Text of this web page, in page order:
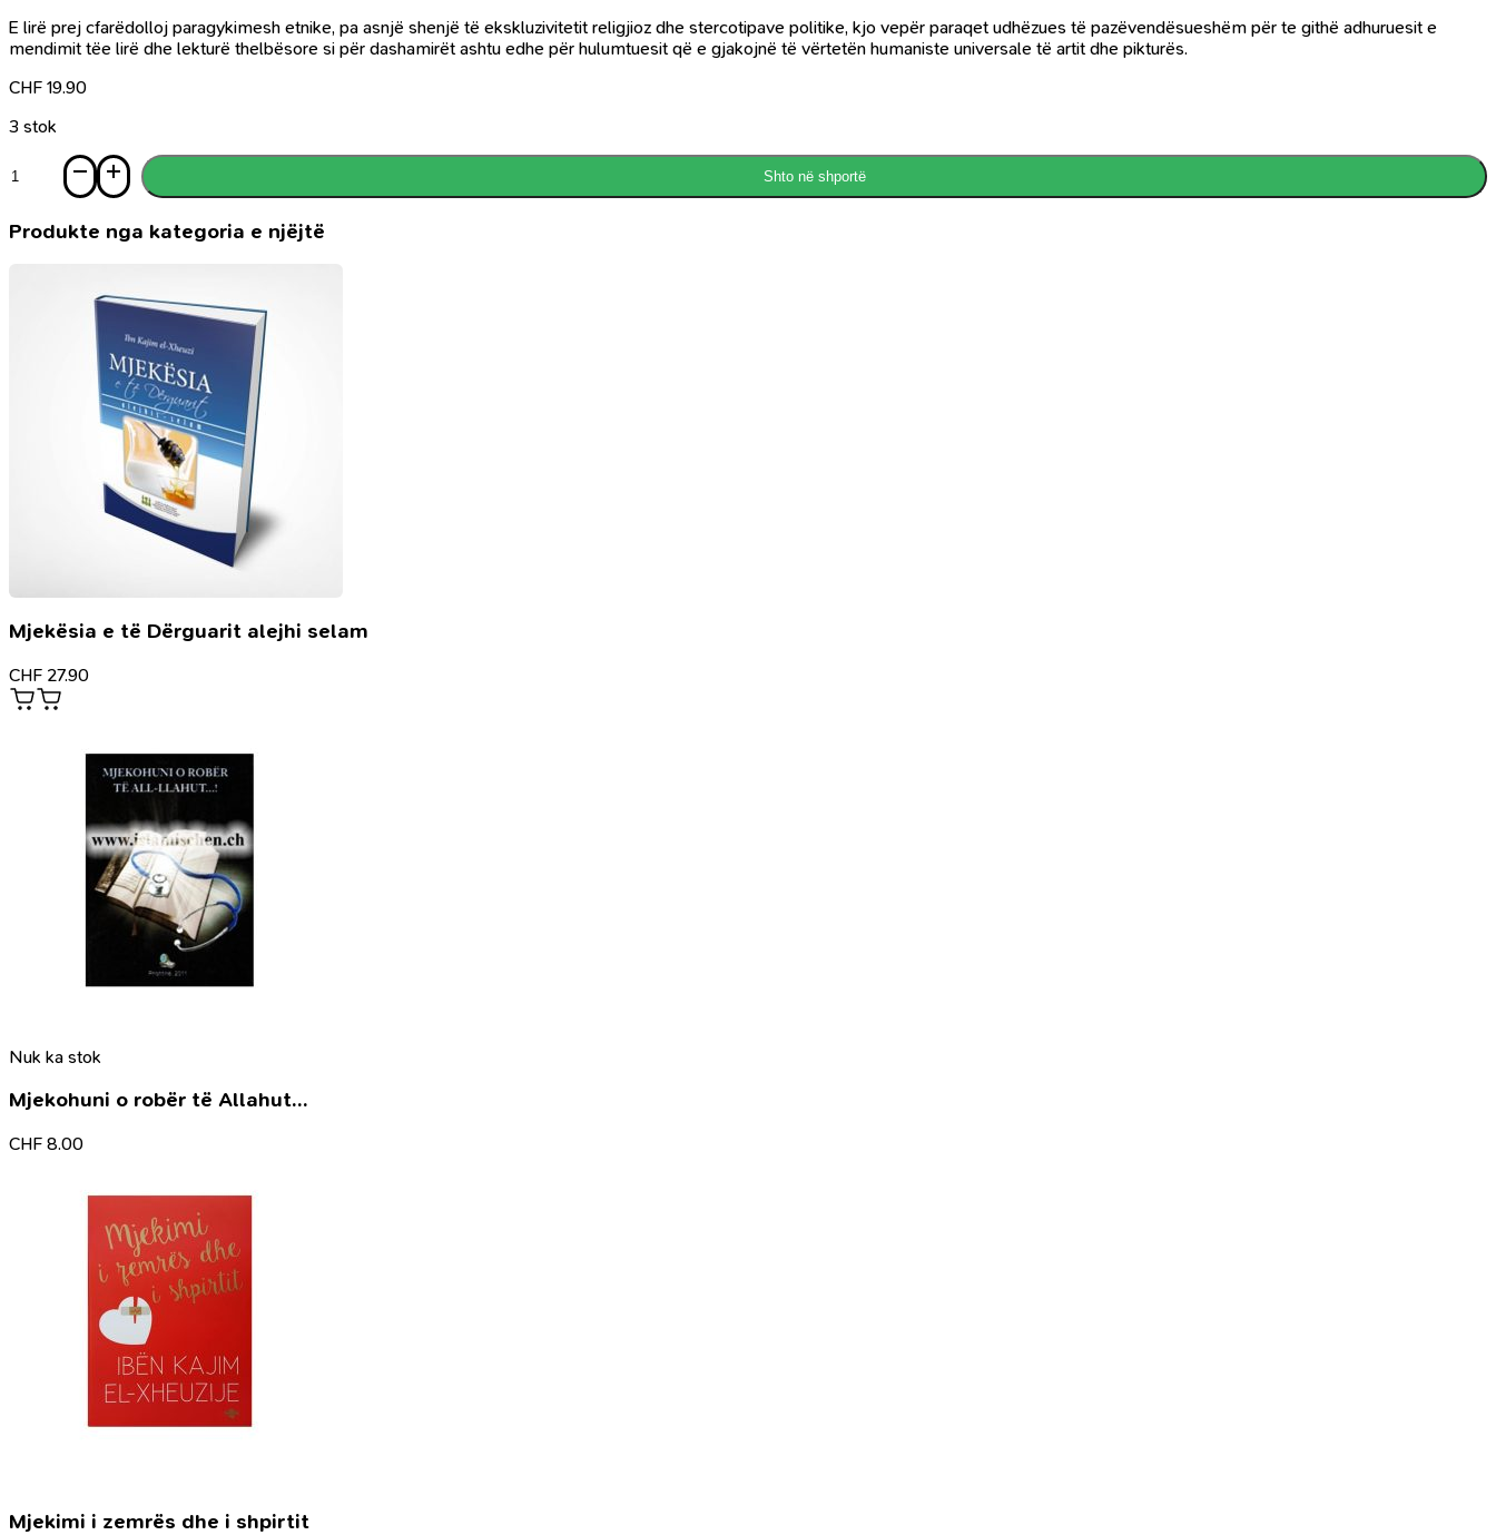
E lirë prej cfarëdolloj paragykimesh etnike, pa asnjë shenjë të ekskluzivitetit religjioz dhe stercotipave politike, kjo vepër paraqet udhëzues të pazëvendësueshëm për te githë adhuruesit e
mendimit tëe lirë dhe lekturë thelbësore si për dashamirët ashtu edhe për hulumtuesit që e gjakojnë të vërtetën humaniste universale të artit dhe pikturës.
CHF 19.90
3 stok
Biseda
Omer
Shto në shportë
Produkte nga kategoria e njëjtë
Mjekësia e të Dërguarit alejhi selam
CHF 27.90
Nuk ka stok
Mjekohuni o robër të Allahut…
CHF 8.00
Mjekimi i zemrës dhe i shpirtit